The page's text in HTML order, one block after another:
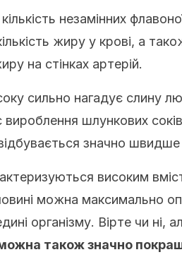
незамінних
жиру у крові, а
на стінках артерій.
сильно нагадує слину
шлункових
значно
високим
можна максимально
організму. Вірте чи ні,
також значно